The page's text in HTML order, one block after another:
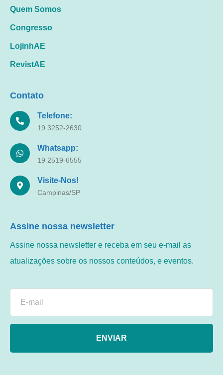
Quem Somos
Congresso
LojinhAE
RevistAE
Contato
Telefone:
19 3252-2630
Whatsapp:
19 2519-6555
Visite-Nos!
Campinas/SP
Assine nossa newsletter
Assine nossa newsletter e receba em seu e-mail as
atualizações sobre os nossos conteúdos, e eventos.
ENVIAR